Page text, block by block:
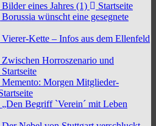
Bilder eines Jahres (1)
Startseite
Borussia wünscht eine gesegnete
Vierer-Kette – Infos aus dem Ellenfeld
Zwischen Horroszenario und
Startseite
Memento: Morgen Mitglieder-
„Den Begriff `Verein´ mit Leben